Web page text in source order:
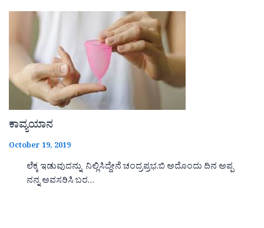
ಕಾವ್ಯಯಾನ
October 19, 2019
ಲೆಕ್ಕ ಇಡುವುದನ್ನು ನಿಲ್ಲಿಸಿದ್ದೇನೆ ಚಂದ್ರಪ್ರಭ.ಬಿ ಅದೊಂದು ದಿನ ಅಪ್ಪ
ನನ್ನ ಅವಸರಿಸಿ ಬರ…